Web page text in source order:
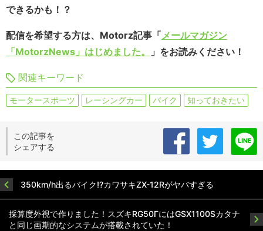
できるかも！？
配信を希望する方は、Motorz記事「メールマガジン
「MotorzNews」はじめました。
」をお読みください！
関連キーワード
モータースポーツ レーシングカー バイク 知っておきたい
この記事を
シェアする
350km/h出るバイク!?カワサキZX-12Rがヤバすぎる
採算度外視で作りました！スズキRG50ΓにはGSX1100Sカタナ
と同じ画期的なシステムが搭載されていた！